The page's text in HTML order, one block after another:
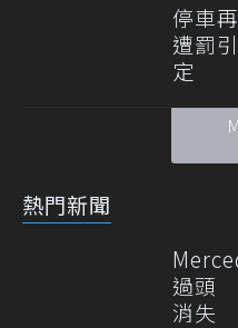
停車
遭罰
定
熱門新聞
過頭
消失